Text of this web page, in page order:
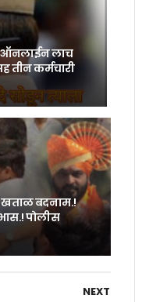
ऑनलाईन लाच
तीन कर्मचारी
खताळ बदनाम.!
पोलीस
NEXT